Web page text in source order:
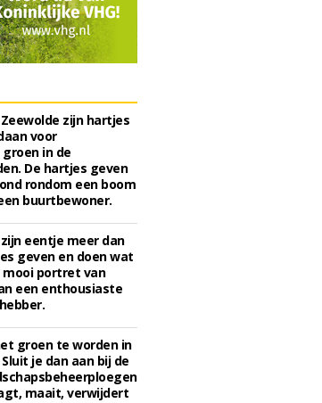
zijn hartjes
voor
in de
De hartjes geven
rondom een boom
buurtbewoner.
eentje meer dan
geven en doen wat
portret van
een enthousiaste
groen te worden in
je dan aan bij de
maait, verwijdert